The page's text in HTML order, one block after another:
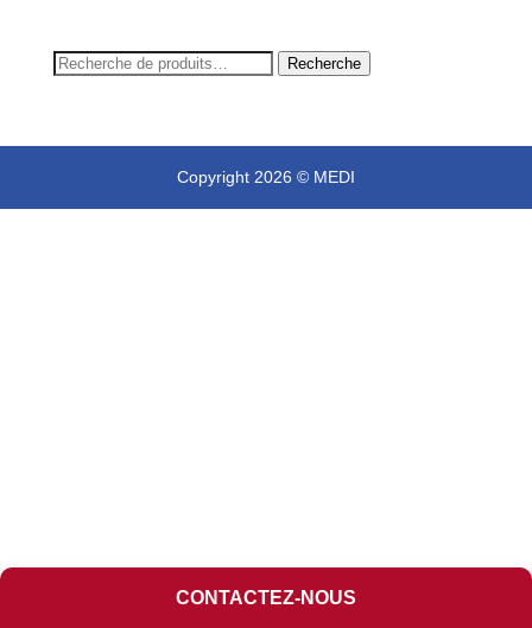
Recherche
Recherche
Copyright 2026 © MEDI
CONTACTEZ-NOUS